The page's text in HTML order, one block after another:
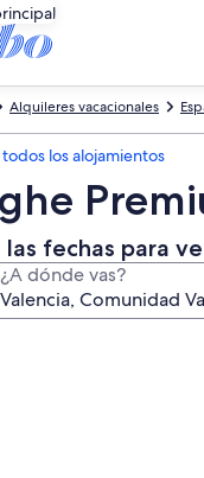
Alquileres vacacionales
los alojamientos
las fechas para
¿A dónde vas?